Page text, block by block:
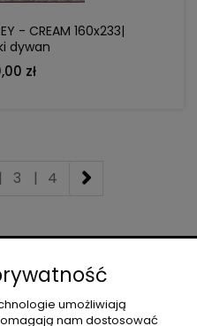
- CREAM 160x233|
dywan
zł
| 3 | 4
umożliwiają
nam dostosować